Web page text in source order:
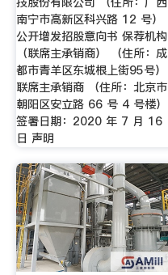
南宁市高新区科兴路 12 号）
公开增发招股意向书 保荐机构
（联席主承销商） （住所：成
都市青羊区东城根上街95号）
联席主承销商 （住所：北京市
朝阳区安立路 66 号 4 号楼）
签署日期：2020 年 7 月 16
日 声明